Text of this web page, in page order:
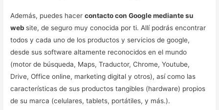
Además, puedes hacercontacto con Google mediante su
web site, de seguro muy conocida por ti. Allí podrás encontrar
todos y cada uno de los productos y servicios de google,
desde sus software altamente reconocidos en el mundo
(motor de búsqueda, Maps, Traductor, Chrome, Youtube,
Drive, Office online, marketing digital y otros), así como las
características de sus productos tangibles (hardware) propios
de su marca (celulares, tablets, portátiles, y más.).